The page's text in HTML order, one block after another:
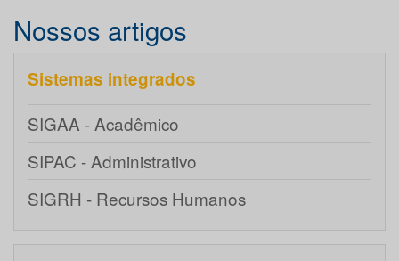
Nossos artigos
Sistemas integrados
SIGAA - Acadêmico
SIPAC - Administrativo
SIGRH - Recursos Humanos